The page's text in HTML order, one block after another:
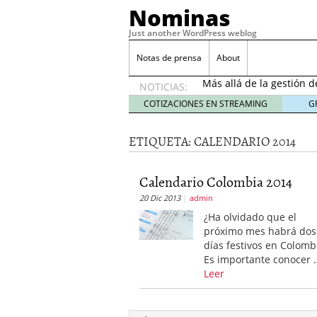
Nominas
Just another WordPress weblog
Notas de prensa About
NOTICIAS:
Desempleo Colombia
Más allá de la gestión
Una digitalización
en el sector financiero
Consejos para el
Más allá de la gestión
COTIZACIONES EN STREAMING
ETIQUETA:CALENDARIO 2014
Calendario Colombia 2014
20 Dic 2013 admin
¿Ha olvidado que el
próximo mes habrá dos
días festivos en
Es importante conocer
Leer